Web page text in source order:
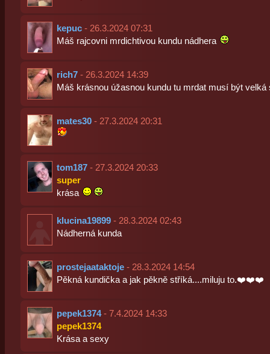
kepuc- 26.3.2024 07:31
Máš rajcovni mrdichtivou kundu nádhera
rich7- 26.3.2024 14:39
Máš krásnou úžasnou kundu tu mrdat musí být velká
mates30- 27.3.2024 20:31
tom187- 27.3.2024 20:33
super
krása
klucina19899- 28.3.2024 02:43
Nádherná kunda
prostejaataktoje- 28.3.2024 14:54
Pěkná kundička a jak pěkně stříká....miluju to.❤️❤️❤️
pepek1374- 7.4.2024 14:33
pepek1374
Krása a sexy